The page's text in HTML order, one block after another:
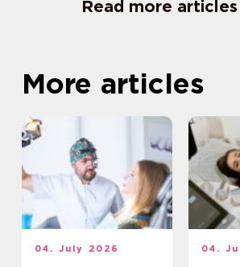
Read more
More articles
04. July 2026 04.